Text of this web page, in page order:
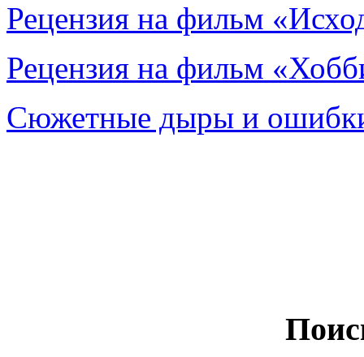
Рецензия на фильм
Рецензия на фильм
Сюжетные дыры и